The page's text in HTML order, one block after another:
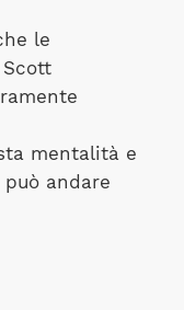
le
mentalità e
andare